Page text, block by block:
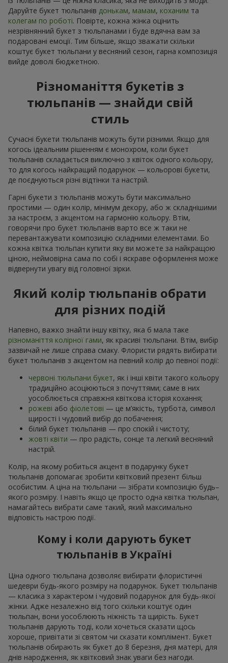
Даруйте букет тюльпанів донькам, мамам, коханим та
колегам по роботі. Повірте, кожна жінка оцінить
незрівнянний букет з тюльпанами і буде вдячна вам за
подаровані емоції. Тим більше, якщо зважати скільки
коштує букет тюльпани у весняний сезон, гарна композиція
вийде доволі бюджетною.
Різноманіття букетів з
тюльпанів — знайди свій
стиль
Сучасні букети тюльпанів можуть бути різними. Якщо для
когось ідеальним рішенням є монохром, коли букет
тюльпанів складається виключно з квіток одного кольору,
то для когось найкращий подарунок — кольорові букети,
де поєднуються різні відтінки та настрій.
Гарні букети з тюльпанів можуть бути максимально
простими — один колір, мінімум декору, або ж складнішими
за настроєм, з акцентом на гармонію кольору. Втім,
говорячи про букет тюльпанів варто все ж таки не
перевантажувати композицію складними елементами. Бо
кожна квітка тюльпан купити яку ви можете за найкращою
ціною, неймовірна сама по собі і яскраве оформлення може
відвернути увагу від головної зірки.
Який колір тюльпанів обрати
для різних подій
Напевно, важко знайти іншу квітку, яка б мала таке
різноманіття колірної гами, як красиві тюльпани. Втім, вибір
зазвичай не лише справа смаку. Флористи рядять вибирати
букет тюльпанів з акцентом на певний колір до певної події:
червоні тюльпани букет, як і інші квіти такого кольору
традиційно асоціюються з почуттями; саме в них
уособлюється справжня квіткова історія кохання;
рожеві або фіолетові — це м’якість, турбота, символ
щирості і чудовий вибір до побачення;
білий букет тюльпанів — про спокій і чистоту;
жовті квіти — про радість, сонце та легкий весняний
настрій.
Колір, на якому робиться акцент в подарунку букет
тюльпанів допомагає зробити квітковий презент більш
особистим. А ціна на тюльпани — зібрати композицію будь–
якого розміру. І навіть якщо це просто одна квітка тюльпан,
намагайтесь вибрати саме такий, який максимально
відповість настрою події.
Кому і коли дарують букет
тюльпанів в Україні
Ціна одного тюльпана дозволяє вибирати флористичні
шедеври будь-якого розміру на подарунок. Букет тюльпанів
— класика з характером і чудовий подарунок для будь-якої
жінки. Адже незалежно від того скільки коштує один
тюльпан, вони уособлюють ніжність та щирість. Букет
тюльпанів дарують тоді, коли хочеться сказати щось
хороше, привітати зі святом чи сказати комплімент. Букет
тюльпанів обирають як букет до 8 березня, дня матері, для
днів народження, як квітковий знак уваги без нагоди.